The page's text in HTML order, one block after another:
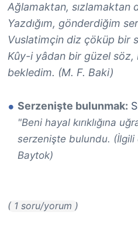
Ağlamaktan, sızlamaktan
Yazdığım, gönderdiğim
Vuslatimçin diz çöküp bir
Kûy-i yâdan bir güzel
bekledim. (M. F. Baki)
Serzenişte bulunmak:
"Beni hayal kırıklığına
serzenişte bulundu. (İlgili
Baytok)
( 1 soru/yorum )